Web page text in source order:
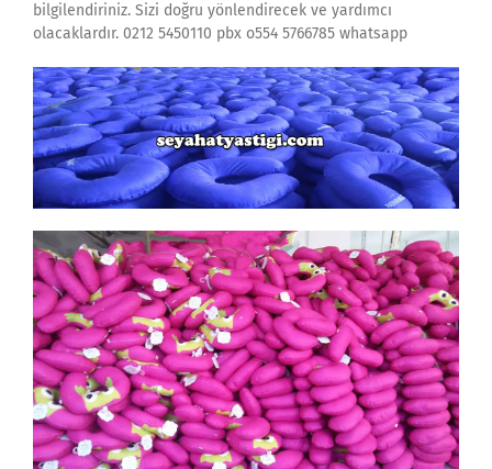
bilgilendiriniz. Sizi doğru yönlendirecek ve yardımcı
olacaklardır. 0212 5450110 pbx o554 5766785 whatsapp